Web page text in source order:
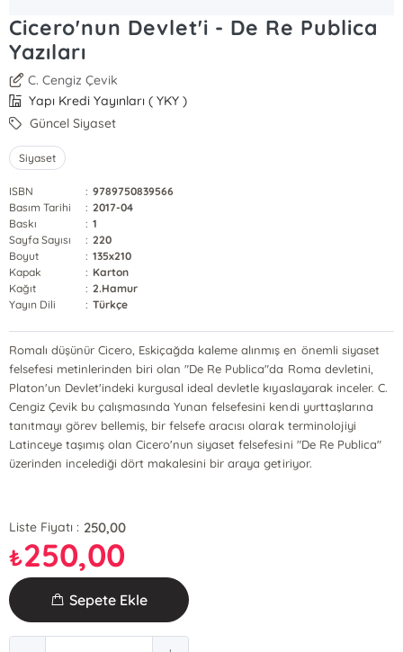
Cicero'nun Devlet'i - De Re Publica
Yazıları
C. Cengiz Çevik
Yapı Kredi Yayınları ( YKY )
Güncel Siyaset
Siyaset
ISBN : 9789750839566
Basım Tarihi
: 2017-04
Baskı
: 1
Sayfa Sayısı
: 220
Boyut
: 135x210
Kapak
: Karton
Kağıt
: 2.Hamur
Yayın Dili
: Türkçe
Romalı düşünür Cicero, Eskiçağda kaleme alınmış en önemli siyaset
felsefesi metinlerinden biri olan "De Re Publica"da Roma devletini,
Platon'un Devlet'indeki kurgusal ideal devletle kıyaslayarak inceler. C.
Cengiz Çevik bu çalışmasında Yunan felsefesini kendi yurttaşlarına
tanıtmayı görev bellemiş, bir felsefe aracısı olarak terminolojiyi
Latinceye taşımış olan Cicero'nun siyaset felsefesini "De Re Publica"
üzerinden incelediği dört makalesini bir araya getiriyor.
Liste Fiyatı : 250,00
₺250,00
Sepete Ekle